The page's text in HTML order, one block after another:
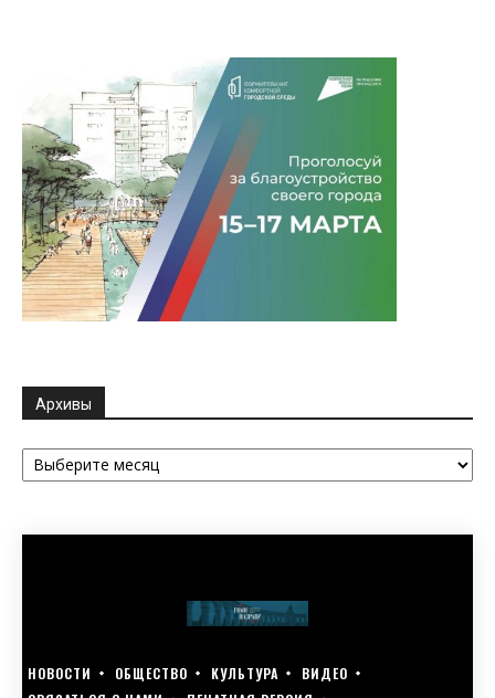
Архивы
Архивы
НОВОСТИ ОБЩЕСТВО КУЛЬТУРА
ВИДЕО